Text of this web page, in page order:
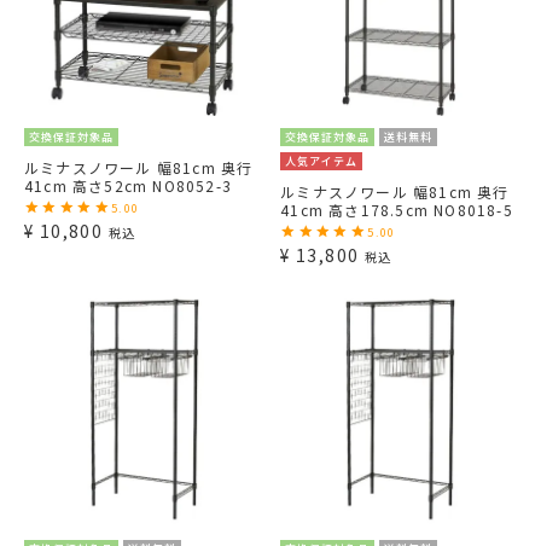
交換保証対象品
ルミナスノワール 幅81cm 奥行
41cm 高さ52cm NO8052-3
5.00
¥ 10,800 税込
交換保証対象品
送料無料
人気アイテム
ルミナスノワール 幅81cm 奥行
41cm 高さ178.5cm NO8018-5
5.00
¥ 13,800 税込